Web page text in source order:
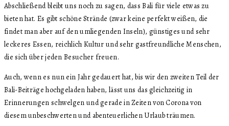
Abschließend bleibt uns noch zu sagen, dass Bali für viele etwas zu
bieten hat. Es gibt schöne Strände (zwar keine perfekt weißen, die
findet man aber auf den umliegenden Inseln), günstiges und sehr
leckeres Essen, reichlich Kultur und sehr gastfreundliche Menschen,
die sich über jeden Besucher freuen.
Auch, wenn es nun ein Jahr gedauert hat, bis wir den zweiten Teil der
Bali-Beiträge hochgeladen haben, lässt uns das gleichzeitig in
Erinnerungen schwelgen und gerade in Zeiten von Corona von
diesem unbeschwerten und abenteuerlichen Urlaub träumen.